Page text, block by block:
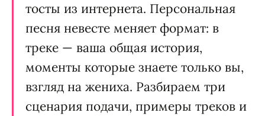
тосты из интернета. Персональная
песня невесте меняет формат: в
треке — ваша общая история,
моменты которые знаете только вы,
взгляд на жениха. Разбираем три
сценария подачи, примеры треков и